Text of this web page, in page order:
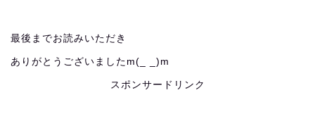
最後までお読みいただき
ありがとうございましたm(_ _)m
スポンサードリンク